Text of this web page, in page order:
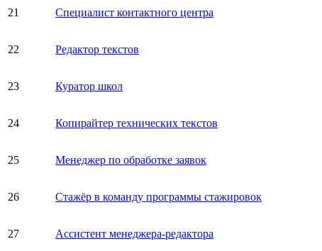
21 Специалист контактного центра
22 Редактор текстов
23 Куратор школ
24 Копирайтер технических текстов
25 Менеджер по обработке заявок
26 Стажёр в команду программы стажировок
27 Ассистент менеджера-редактора